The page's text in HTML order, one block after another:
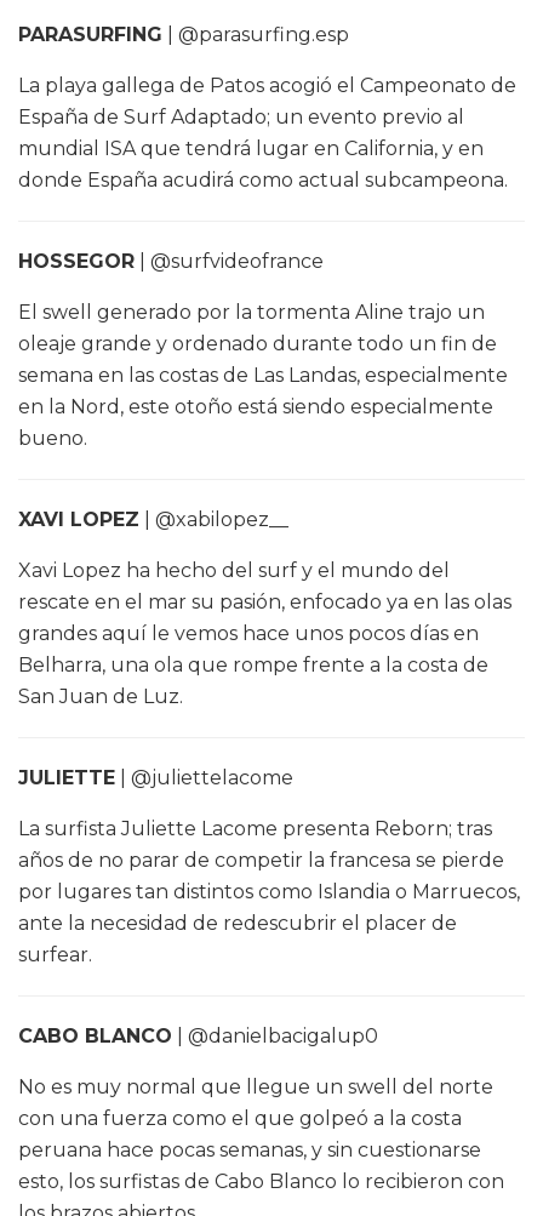
PARASURFING | @parasurfing.esp
La playa gallega de Patos acogió el Campeonato de
España de Surf Adaptado; un evento previo al
mundial ISA que tendrá lugar en California, y en
donde España acudirá como actual subcampeona.
HOSSEGOR | @surfvideofrance
El swell generado por la tormenta Aline trajo un
oleaje grande y ordenado durante todo un fin de
semana en las costas de Las Landas, especialmente
en la Nord, este otoño está siendo especialmente
bueno.
XAVI LOPEZ | @xabilopez__
Xavi Lopez ha hecho del surf y el mundo del
rescate en el mar su pasión, enfocado ya en las olas
grandes aquí le vemos hace unos pocos días en
Belharra, una ola que rompe frente a la costa de
San Juan de Luz.
JULIETTE | @juliettelacome
La surfista Juliette Lacome presenta Reborn; tras
años de no parar de competir la francesa se pierde
por lugares tan distintos como Islandia o Marruecos,
ante la necesidad de redescubrir el placer de
surfear.
CABO BLANCO | @danielbacigalup0
No es muy normal que llegue un swell del norte
con una fuerza como el que golpeó a la costa
peruana hace pocas semanas, y sin cuestionarse
esto, los surfistas de Cabo Blanco lo recibieron con